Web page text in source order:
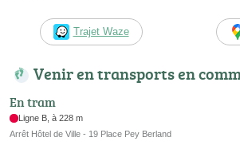
Trajet Waze
Venir en transports en
En tram
Ligne B, à 228 m
Arrêt Hôtel de Ville - 19 Place Pey Berland